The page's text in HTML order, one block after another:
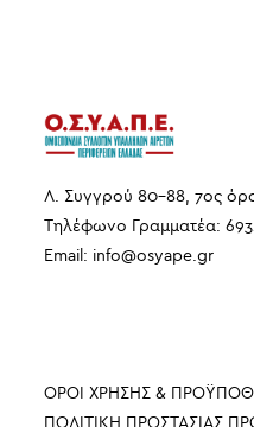
Λ. Συγγρού 80-88, 7ος
Τηλέφωνο Γραμματέα:
Email: info@osyape.gr
ΟΡΟΙ ΧΡΗΣΗΣ &
ΠΟΛΙΤΙΚΗ ΠΡΟΣΤΑΣΙΑΣ